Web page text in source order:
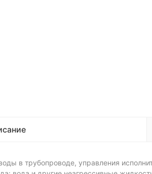
в трубопроводе, управления